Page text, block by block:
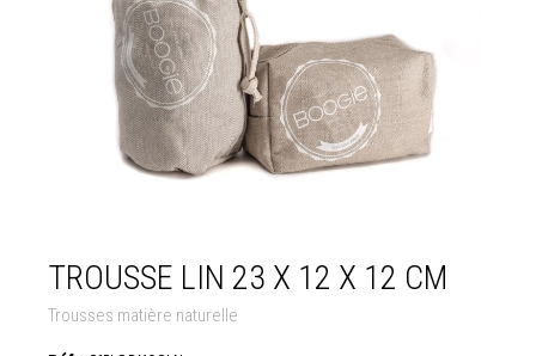
TROUSSE LIN 23 X 12 X 12 CM
Trousses matière naturelle